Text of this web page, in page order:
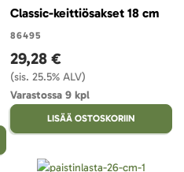
Classic-keittiösakset 18 cm
86495
29,28 €
(sis. 25.5% ALV)
Varastossa 9 kpl
LISÄÄ OSTOSKORIIN